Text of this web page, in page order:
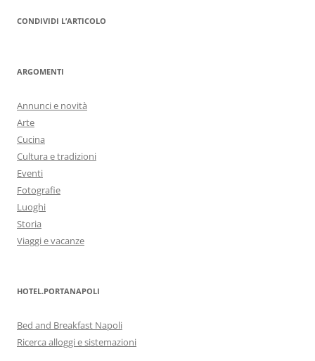
CONDIVIDI L’ARTICOLO
ARGOMENTI
Annunci e novità
Arte
Cucina
Cultura e tradizioni
Eventi
Fotografie
Luoghi
Storia
Viaggi e vacanze
HOTEL.PORTANAPOLI
Bed and Breakfast Napoli
Ricerca alloggi e sistemazioni